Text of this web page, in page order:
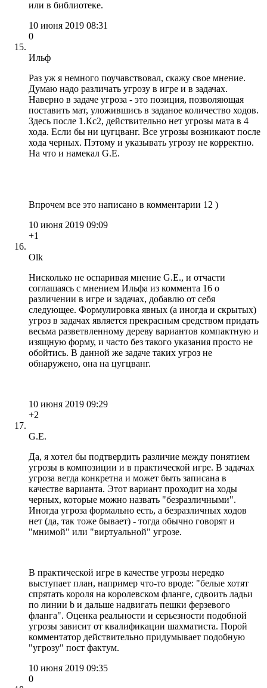
или в библиотеке.
10 июня 2019 08:31
0
Ильф
Раз уж я немного поучавствовал, скажу свое мнение.
Думаю надо различать угрозу в игре и в задачах.
Наверно в задаче угроза - это позиция, позволяющая
поставить мат, уложившись в заданое количество ходов.
Здесь после 1.Кс2, действительно нет угрозы мата в 4
хода. Если бы ни цугцванг. Все угрозы возникают после
хода черных. Пэтому и указывать угрозу не корректно.
На что и намекал G.E.
Впрочем все это написано в комментарии 12 )
10 июня 2019 09:09
+1
Olk
Нисколько не оспаривая мнение G.E., и отчасти
соглашаясь с мнением Ильфа из коммента 16 о
различении в игре и задачах, добавлю от себя
следующее. Формулировка явных (а иногда и скрытых)
угроз в задачах является прекрасным средством придать
весьма разветвленному дереву вариантов компактную и
изящную форму, и часто без такого указания просто не
обойтись. В данной же задаче таких угроз не
обнаружено, она на цугцванг.
10 июня 2019 09:29
+2
G.E.
Да, я хотел бы подтвердить различие между понятием
угрозы в композиции и в практической игре. В задачах
угроза вегда конкретна и может быть записана в
качестве варианта. Этот вариант проходит на ходы
черных, которые можно назвать "безразличными".
Иногда угроза формально есть, а безразличных ходов
нет (да, так тоже бывает) - тогда обычно говорят и
"мнимой" или "виртуальной" угрозе.
В практической игре в качестве угрозы нередко
выступает план, например что-то вроде: "белые хотят
спрятать короля на королевском фланге, сдвоить ладьи
по линии b и дальше надвигать пешки ферзевого
фланга". Оценка реальности и серьезности подобной
угрозы зависит от квалификации шахматиста. Порой
комментатор действительно придумывает подобную
"угрозу" пост фактум.
10 июня 2019 09:35
0